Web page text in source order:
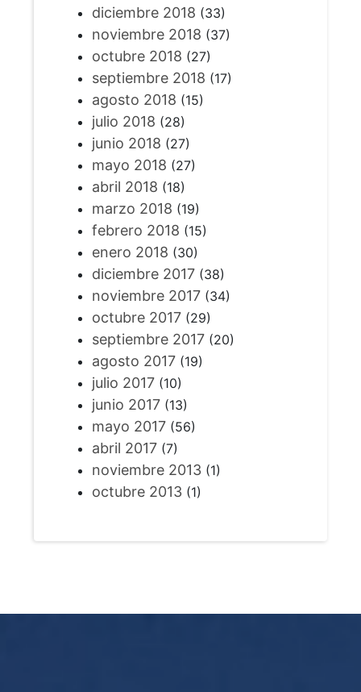
diciembre 2018 (33)
noviembre 2018 (37)
octubre 2018 (27)
septiembre 2018 (17)
agosto 2018 (15)
julio 2018 (28)
junio 2018 (27)
mayo 2018 (27)
abril 2018 (18)
marzo 2018 (19)
febrero 2018 (15)
enero 2018 (30)
diciembre 2017(38)
noviembre 2017(34)
octubre 2017(29)
septiembre 2017(20)
agosto 2017(19)
julio 2017(10)
junio 2017(13)
mayo 2017(56)
abril 2017(7)
noviembre 2013(1)
octubre 2013(1)